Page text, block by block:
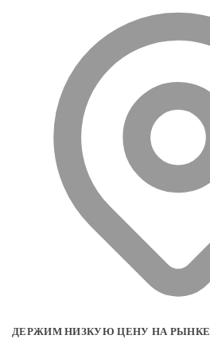
ДЕРЖИМ НИЗКУЮ ЦЕНУ НА РЫНКЕ